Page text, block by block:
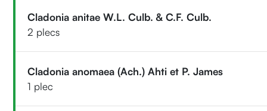
Cladonia anitae W.L. Culb. & C.F. Culb.
2 plecs
Cladonia anomaea (Ach.) Ahti et P. James
1 plec